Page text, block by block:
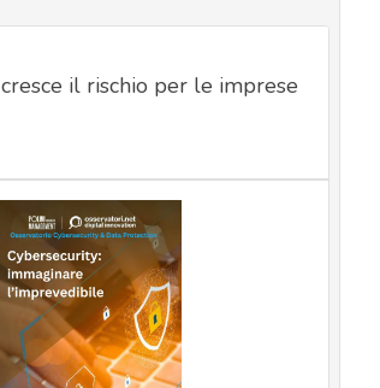
il rischio per le imprese